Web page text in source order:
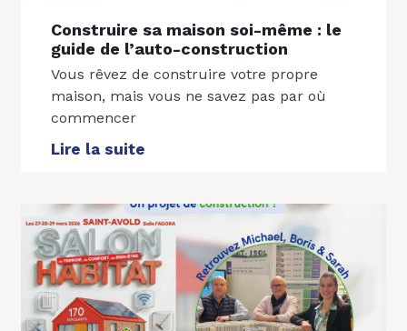
Construire sa maison soi-même : le
guide de l’auto-construction
Vous rêvez de construire votre propre
maison, mais vous ne savez pas par où
commencer
Lire la suite